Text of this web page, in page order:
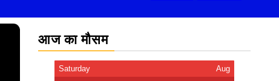
आज का मौसम
Saturday Aug